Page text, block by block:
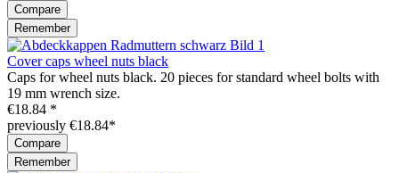
Compare
Remember
Cover caps wheel nuts black
Caps for wheel nuts black. 20 pieces for standard wheel bolts with
19 mm wrench size.
€18.84 *
previously €18.84*
Compare
Remember